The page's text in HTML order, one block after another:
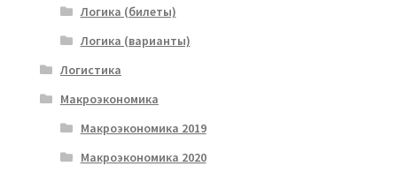
Логика (билеты)
Логика (варианты)
Логистика
Макроэкономика
Макроэкономика 2019
Макроэкономика 2020